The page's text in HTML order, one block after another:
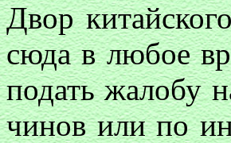
Двор
сюда в любое
подать жалобу
чинов или по